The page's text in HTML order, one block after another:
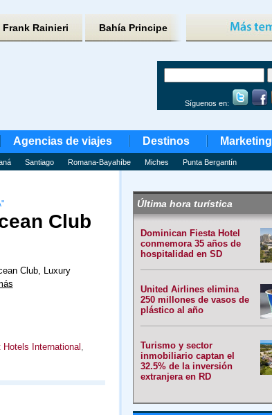
Frank Rainieri Bahía Principe
Síguenos en:
Agencias de viajes Destinos Marketing
Santiago Romana-Bayahíbe Miches Punta Bergantín
Club
Club, Luxury
Hotels International ,
Última hora turística
Dominican Fiesta Hotel
conmemora 35 años de
hospitalidad en SD
United Airlines elimina
250 millones de vasos de
plástico al año
Turismo y sector
inmobiliario captan el
32.5% de la inversión
extranjera en RD